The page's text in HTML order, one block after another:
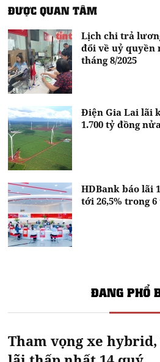
ĐƯỢC QUAN TÂM
Lịch chi trả
đổi về uỷ
tháng 8/2025
Điện Gia Lai lãi
1.700 tỷ đồng
HDBank báo lãi
tới 26,5% trong
ĐANG PHỔ
Tham vọng xe